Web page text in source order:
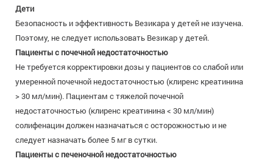
Дети
Безопасность и эффективность Везикара у детей не изучена.
Поэтому, не следует использовать Везикар у детей.
Пациенты с почечной недостаточностью
Не требуется корректировки дозы у пациентов со слабой или
умеренной почечной недостаточностью (клиренс креатинина
> 30 мл/мин). Пациентам с тяжелой почечной
недостаточностью (клиренс креатинина < 30 мл/мин)
солифенацин должен назначаться с осторожностью и не
следует назначать более 5 мг в сутки.
Пациенты с печеночной недостаточностью